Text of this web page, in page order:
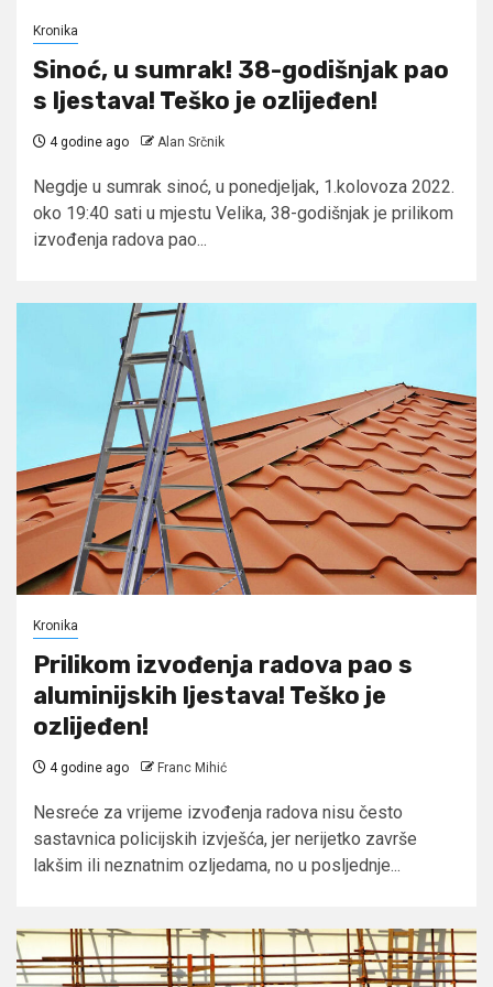
Kronika
Sinoć, u sumrak! 38-godišnjak pao
s ljestava! Teško je ozlijeđen!
4 godine ago Alan Srčnik
Negdje u sumrak sinoć, u ponedjeljak, 1.kolovoza 2022.
oko 19:40 sati u mjestu Velika, 38-godišnjak je prilikom
izvođenja radova pao...
Kronika
Prilikom izvođenja radova pao s
aluminijskih ljestava! Teško je
ozlijeđen!
4 godine ago Franc Mihić
Nesreće za vrijeme izvođenja radova nisu često
sastavnica policijskih izvješća, jer nerijetko završe
lakšim ili neznatnim ozljedama, no u posljednje...